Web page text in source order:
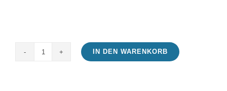
IN DEN WARENKORB